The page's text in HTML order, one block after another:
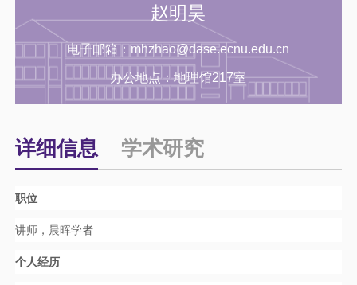
赵明昊
电子邮箱： mhzhao@dase.ecnu.edu.cn
办公地点：地理馆217室
详细信息 学术研究
职位
讲师，晨晖学者
个人经历